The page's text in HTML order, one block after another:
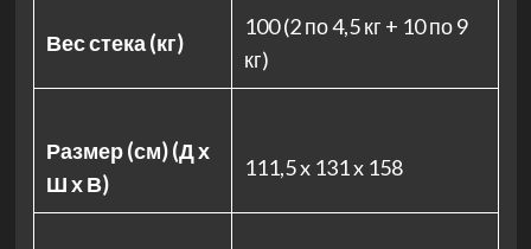
Вес стека (кг)
100 (2 по 4,5 кг + 10 по 9
кг)
Размер (см) (Д х
Ш х В)
111,5 x 131 x 158